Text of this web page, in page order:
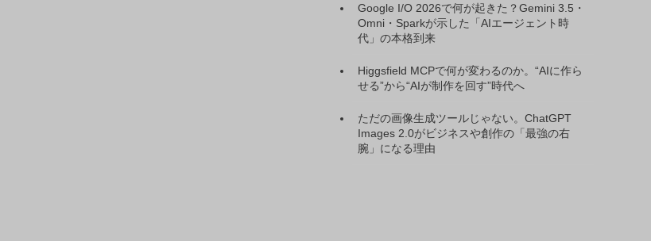
Google I/O 2026で何が起きた？Gemini 3.5・
Omni・Sparkが示した「AIエージェント時
代」の本格到来
Higgsfield MCPで何が変わるのか。“AIに作ら
せる”から“AIが制作を回す”時代へ
ただの画像生成ツールじゃない。ChatGPT
Images 2.0がビジネスや創作の「最強の右
腕」になる理由